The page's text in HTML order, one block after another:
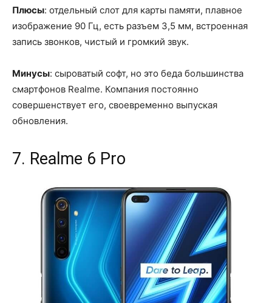
Плюсы: отдельный слот для карты памяти, плавное
изображение 90 Гц, есть разъем 3,5 мм, встроенная
запись звонков, чистый и громкий звук.
Минусы: сыроватый софт, но это беда большинства
смартфонов Realme. Компания постоянно
совершенствует его, своевременно выпуская
обновления.
7. Realme 6 Pro